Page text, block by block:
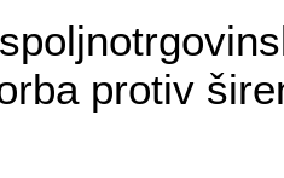
protiv